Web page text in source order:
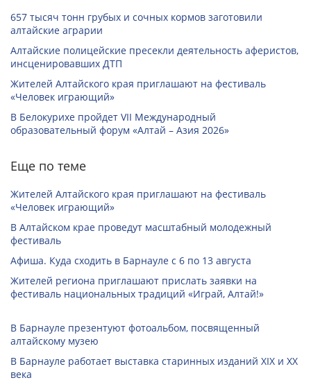
657 тысяч тонн грубых и сочных кормов заготовили
алтайские аграрии
Алтайские полицейские пресекли деятельность аферистов,
инсценировавших ДТП
Жителей Алтайского края приглашают на фестиваль
«Человек играющий»
В Белокурихе пройдет VII Международный
образовательный форум «Алтай – Азия 2026»
Еще по теме
Жителей Алтайского края приглашают на фестиваль
«Человек играющий»
В Алтайском крае проведут масштабный молодежный
фестиваль
Афиша. Куда сходить в Барнауле с 6 по 13 августа
Жителей региона приглашают прислать заявки на
фестиваль национальных традиций «Играй, Алтай!»
В Барнауле презентуют фотоальбом, посвященный
алтайскому музею
В Барнауле работает выставка старинных изданий XIX и XX
века